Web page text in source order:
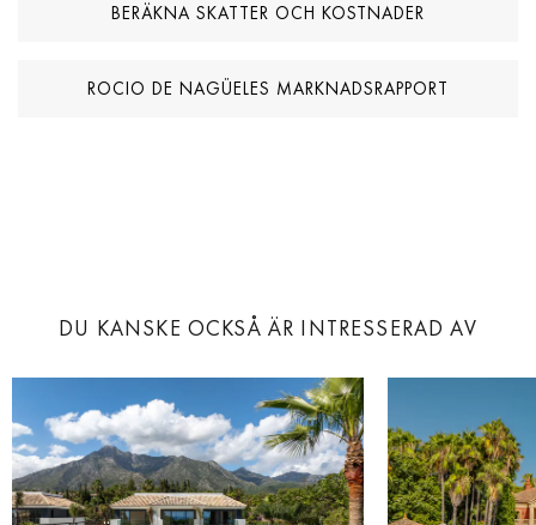
BERÄKNA SKATTER OCH KOSTNADER
ROCIO DE NAGÜELES MARKNADSRAPPORT
DU KANSKE OCKSÅ ÄR INTRESSERAD AV